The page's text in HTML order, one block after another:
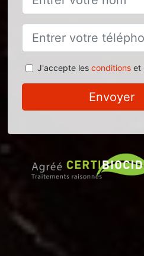
J'accepte les conditionset
Envoyer